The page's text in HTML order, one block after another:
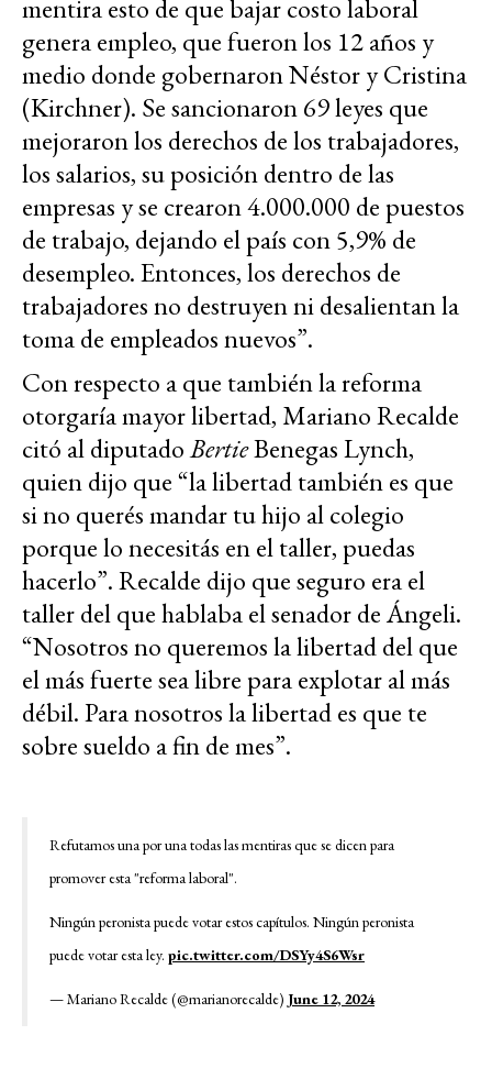
mentira esto de que bajar costo laboral
genera empleo, que fueron los 12 años y
medio donde gobernaron Néstor y Cristina
(Kirchner). Se sancionaron 69 leyes que
mejoraron los derechos de los trabajadores,
los salarios, su posición dentro de las
empresas y se crearon 4.000.000 de puestos
de trabajo, dejando el país con 5,9% de
desempleo. Entonces, los derechos de
trabajadores no destruyen ni desalientan la
toma de empleados nuevos”.
Con respecto a que también la reforma
otorgaría mayor libertad, Mariano Recalde
citó al diputadoBertieBenegas Lynch,
quien dijo que “la libertad también es que
si no querés mandar tu hijo al colegio
porque lo necesitás en el taller, puedas
hacerlo”. Recalde dijo que seguro era el
taller del que hablaba el senador de Ángeli.
“Nosotros no queremos la libertad del que
el más fuerte sea libre para explotar al más
débil. Para nosotros la libertad es que te
sobre sueldo a fin de mes”.
Refutamos una por una todas las mentiras que se dicen para
promover esta "reforma laboral".
Ningún peronista puede votar estos capítulos. Ningún peronista
puede votar esta ley. pic.twitter.com/DSYy4S6Wsr
— Mariano Recalde (@marianorecalde) June 12, 2024